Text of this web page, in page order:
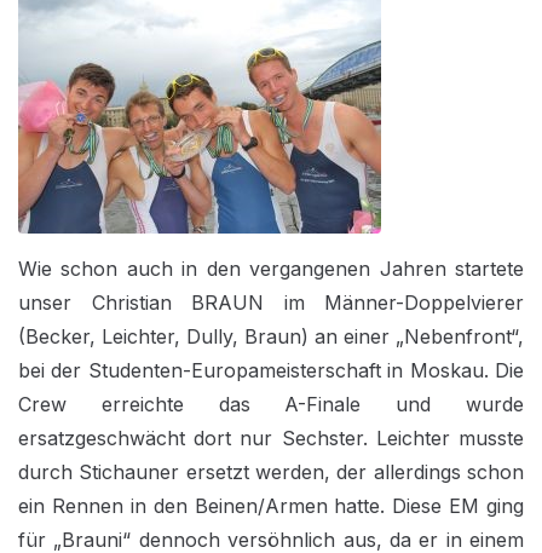
Wie schon auch in den vergangenen Jahren startete
unser Christian BRAUN im Männer-Doppelvierer
(Becker, Leichter, Dully, Braun) an einer „Nebenfront“,
bei der Studenten-Europameisterschaft in Moskau. Die
Crew erreichte das A-Finale und wurde
ersatzgeschwächt dort nur Sechster. Leichter musste
durch Stichauner ersetzt werden, der allerdings schon
ein Rennen in den Beinen/Armen hatte. Diese EM ging
für „Brauni“ dennoch versöhnlich aus, da er in einem